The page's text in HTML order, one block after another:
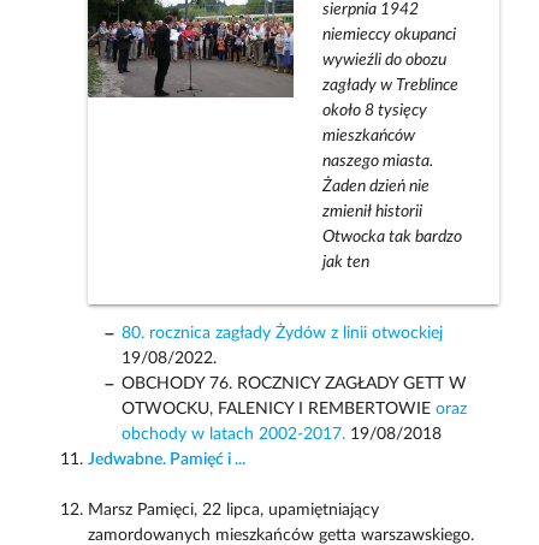
sierpnia 1942
niemieccy okupanci
wywieźli do obozu
zagłady w Treblince
około 8 tysięcy
mieszkańców
naszego miasta.
Żaden dzień nie
zmienił historii
Otwocka tak bardzo
jak ten
80. rocznica zagłady Żydów z linii otwockiej
19/08/2022.
OBCHODY 76. ROCZNICY ZAGŁADY GETT W
OTWOCKU, FALENICY I REMBERTOWIE oraz
obchody w latach 2002-2017.19/08/2018
Jedwabne. Pamięć i ...
Marsz Pamięci, 22 lipca, upamiętniający
zamordowanych mieszkańców getta warszawskiego.